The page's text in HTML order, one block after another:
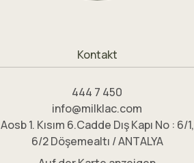
Kontakt
444 7 450
info@milklac.com
Aosb 1. Kısım 6.Cadde Dış Kapı No : 6/1,
6/2 Döşemealtı / ANTALYA